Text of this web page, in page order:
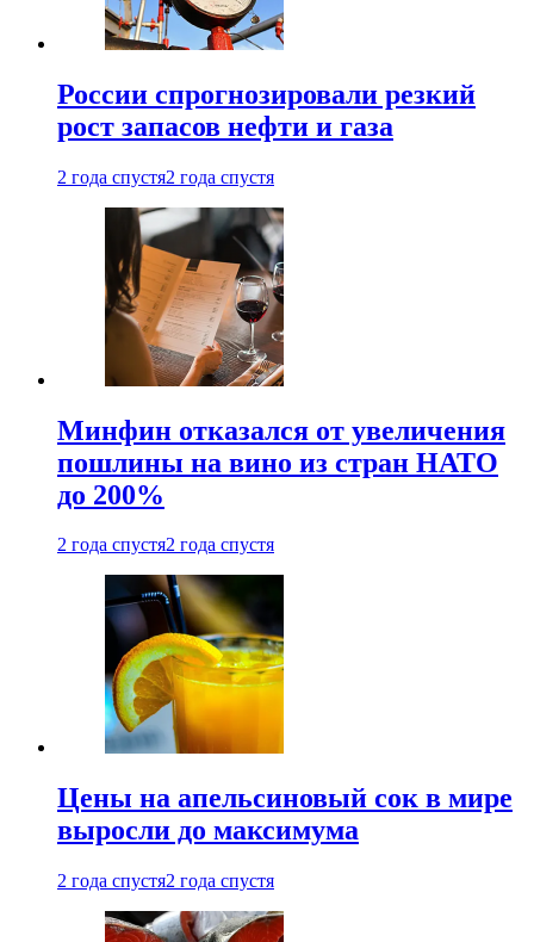
России спрогнозировали резкий
рост запасов нефти и газа
2 года спустя2 года спустя
Минфин отказался от увеличения
пошлины на вино из стран НАТО
до 200%
2 года спустя2 года спустя
Цены на апельсиновый сок в мире
выросли до максимума
2 года спустя2 года спустя